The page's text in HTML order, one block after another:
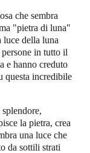
che sembra
"pietra di luna"
luce della luna
in tutto il
e hanno creduto
questa incredibile
la pietra, crea
una luce che
da sottili strati